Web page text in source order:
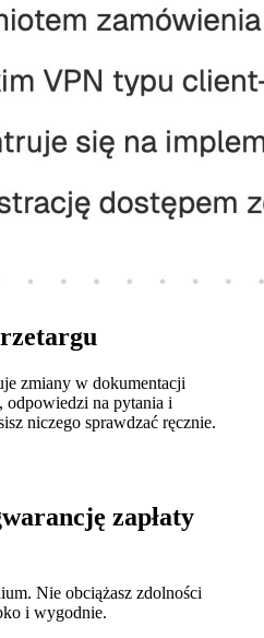
zmiany w dokumentacji
odpowiedzi na pytania i
niczego sprawdzać ręcznie.
zapłaty
Nie obciążasz zdolności
i wygodnie.